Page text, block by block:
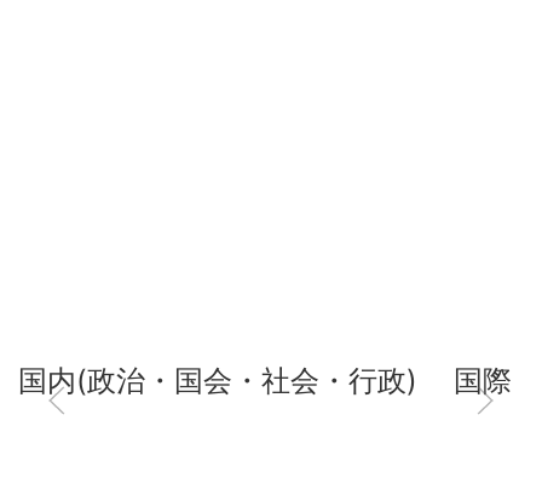
国内(政治・国会・社会・行政) 国際